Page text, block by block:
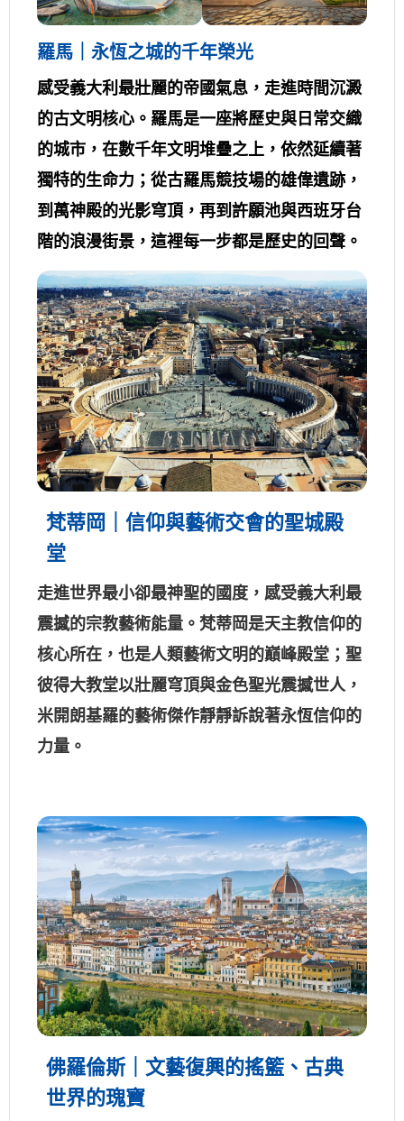
羅馬｜永恆之城的千年榮光
感受義大利最壯麗的帝國氣息，走進時間沉澱
的古文明核心。羅馬是一座將歷史與日常交織
的城市，在數千年文明堆疊之上，依然延續著
獨特的生命力；從古羅馬競技場的雄偉遺跡，
到萬神殿的光影穹頂，再到許願池與西班牙台
階的浪漫街景，這裡每一步都是歷史的回聲。
梵蒂岡｜信仰與藝術交會的聖城殿
堂
走進世界最小卻最神聖的國度，感受義大利最
震撼的宗教藝術能量。梵蒂岡是天主教信仰的
核心所在，也是人類藝術文明的巔峰殿堂；聖
彼得大教堂以壯麗穹頂與金色聖光震撼世人，
米開朗基羅的藝術傑作靜靜訴說著永恆信仰的
力量。
佛羅倫斯｜文藝復興的搖籃、古典
世界的瑰寶